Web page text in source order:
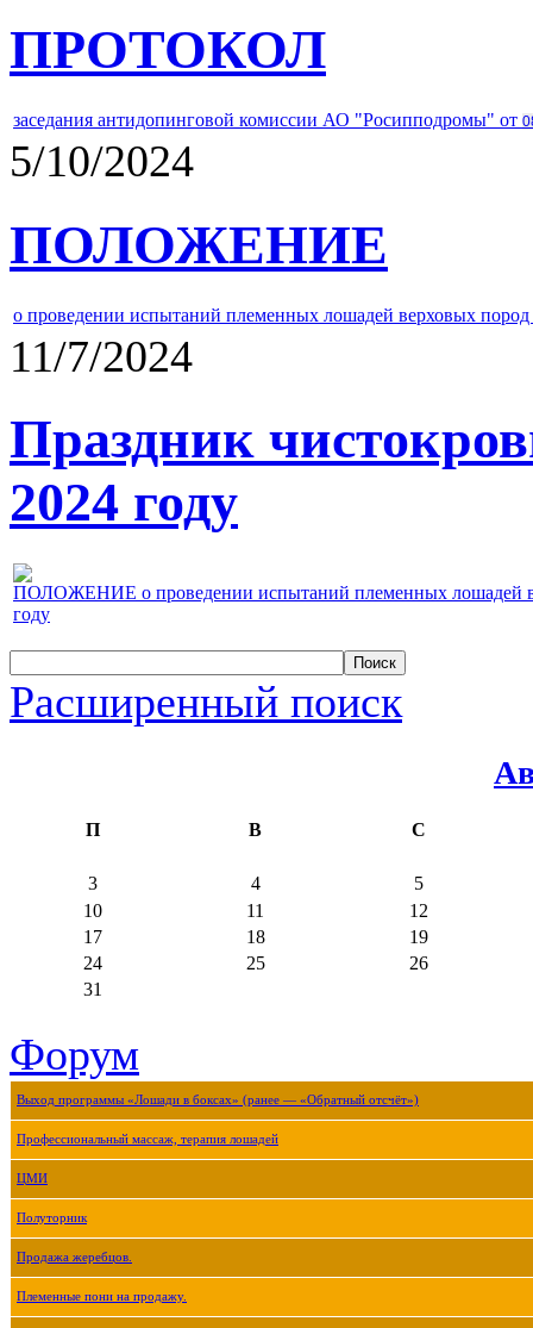
ПРОТОКОЛ
заседания антидопинговой комиссии АО "Росипподромы" от
5/10/2024
ПОЛОЖЕНИЕ
о проведении испытаний племенных лошадей верховых
11/7/2024
Праздник
2024 году
ПОЛОЖЕНИЕ о проведении испытаний племенных лошадей
году
Расширенный поиск
П В С
3 4
5
10
11
12
17
18
19
24
25
26
31
Форум
Выход программы «Лошади в боксах» (ранее — «Обратный отсчёт»)
Профессиональный массаж, терапия лошадей
ЦМИ
Полуторник
Продажа жеребцов.
Племенные пони на продажу.